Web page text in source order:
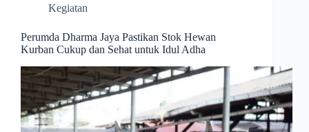
Kegiatan
Perumda Dharma Jaya Pastikan Stok Hewan
Kurban Cukup dan Sehat untuk Idul Adha